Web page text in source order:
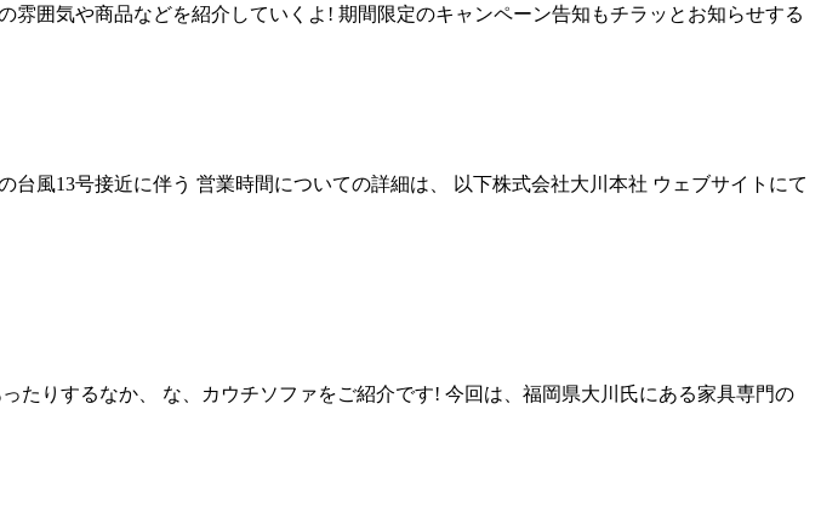
囲気や商品などを紹介していくよ! 期間限定のキャンペーン告知もチラッとお知らせする
風13号接近に伴う 営業時間についての詳細は、 以下株式会社大川本社 ウェブサイトにて
りするなか、 な、カウチソファをご紹介です! 今回は、福岡県大川氏にある家具専門の